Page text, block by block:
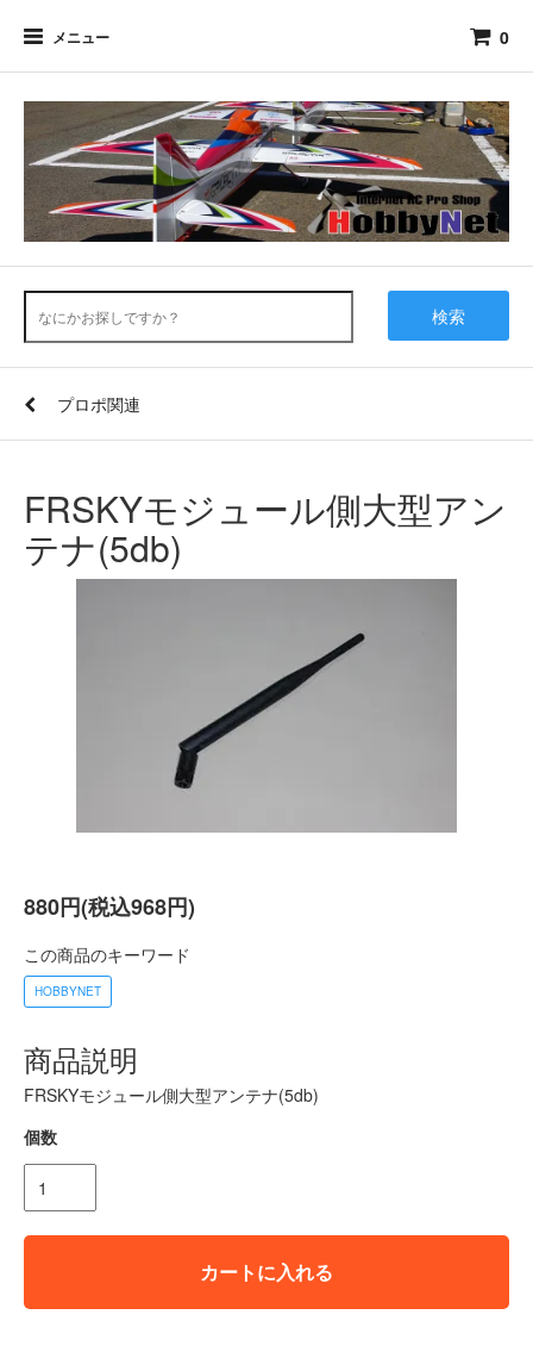
メニュー 0
検索
プロポ関連
FRSKYモジュール側大型アン
テナ(5db)
880円(税込968円)
この商品のキーワード
HOBBYNET
商品説明
FRSKYモジュール側大型アンテナ(5db)
個数
カートに入れる